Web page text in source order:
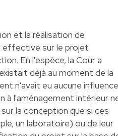
et la réalisation de
effective sur le projet
En l'espèce, la Cour a
déjà au moment de la
n'avait eu aucune
à l'aménagement intérieur
la conception que si ces
un laboratoire) ou de leur